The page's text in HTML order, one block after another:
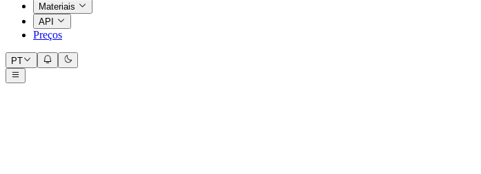
Materiais
API
Preços
PT